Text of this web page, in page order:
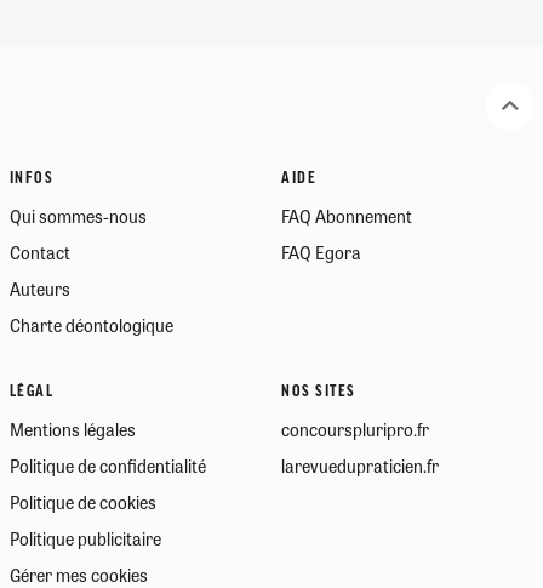
INFOS
Qui sommes-nous
Contact
Auteurs
Charte déontologique
AIDE
FAQ Abonnement
FAQ Egora
LÉGAL
Mentions légales
Politique de confidentialité
Politique de cookies
Politique publicitaire
Gérer mes cookies
NOS SITES
concourspluripro.fr
larevuedupraticien.fr